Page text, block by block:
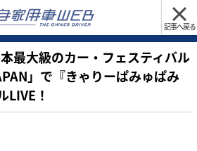
記事へ戻る
最大級のカー・フェスティバル
」で『きゃりーぱみゅぱみ
LIVE！